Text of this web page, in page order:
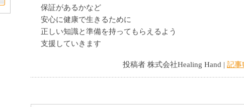
保証があるかなど
安心に健康で生きるために
正しい知識と準備を持ってもらえるよう
支援していきます
投稿者 株式会社Healing Hand | 記事